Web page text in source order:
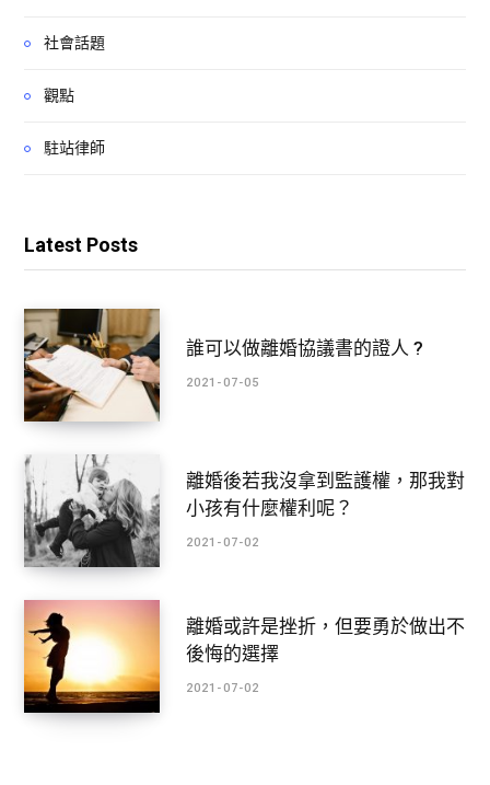
社會話題
觀點
駐站律師
Latest Posts
誰可以做離婚協議書的證人 ?
2021-07-05
離婚後若我沒拿到監護權，那我對
小孩有什麼權利呢？
2021-07-02
離婚或許是挫折，但要勇於做出不
後悔的選擇
2021-07-02